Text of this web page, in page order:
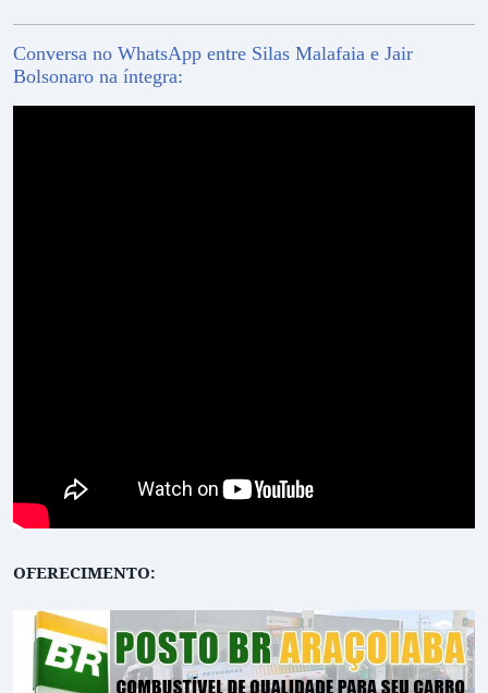
Conversa no WhatsApp entre Silas Malafaia e Jair
Bolsonaro na íntegra:
OFERECIMENTO: